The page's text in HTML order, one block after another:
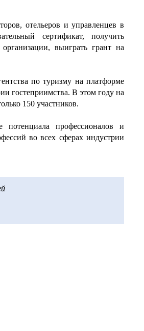
отельеров и управленцев в
сертификат, получить
выиграть грант на
по туризму на платформе
гостеприимства. В этом году на
150 участников.
потенциала профессионалов и
во всех сферах индустрии